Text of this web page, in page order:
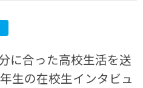
に合った高校生活を送
生の在校生インタビュ